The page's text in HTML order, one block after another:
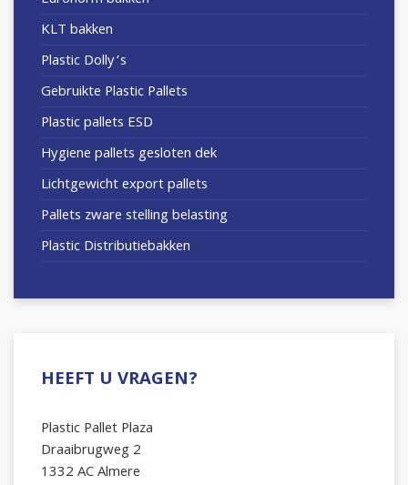
KLT bakken
Plastic Dolly’s
Gebruikte Plastic Pallets
Plastic pallets ESD
Hygiene pallets gesloten dek
Lichtgewicht export pallets
Pallets zware stelling belasting
Plastic Distributiebakken
HEEFT U VRAGEN?
Plastic Pallet Plaza
Draaibrugweg 2
1332 AC Almere